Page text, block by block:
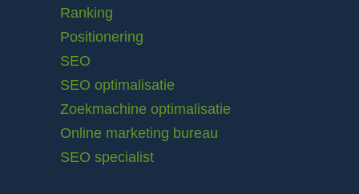
Ranking
Positionering
SEO
SEO optimalisatie
Zoekmachine optimalisatie
Online marketing bureau
SEO specialist